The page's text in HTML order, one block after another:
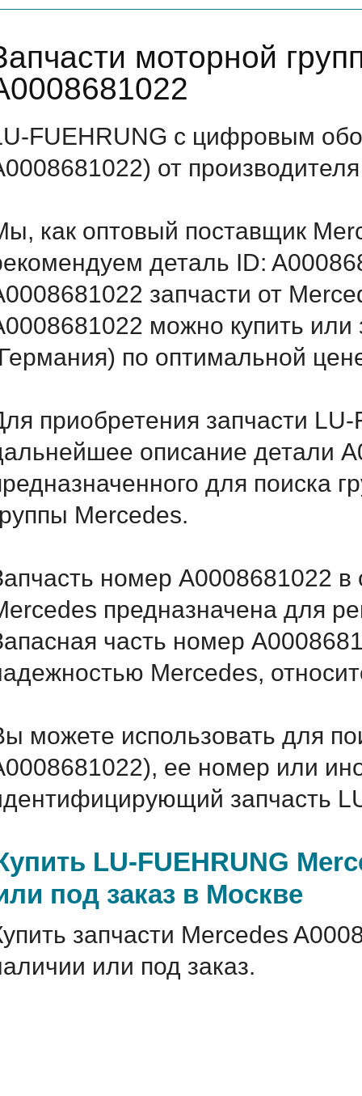
моторной
FUEHRUNG с цифровым
от
как оптовый поставщик
деталь ID:
запчасти от
можно купить или
по оптимальной
приобретения запчасти
описание детали
для поиска
Mercedes.
номер A0008681022 в
предназначена для
часть номер
Mercedes,
можете использовать для
ее номер или
запчасть
LU-FUEHRUNG
под заказ в Москве
запчасти Mercedes
или под заказ.